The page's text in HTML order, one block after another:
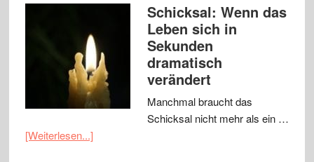
Schicksal: Wenn das
Leben sich in
Sekunden
dramatisch
verändert
Manchmal braucht das
Schicksal nicht mehr als ein …
[Weiterlesen...]